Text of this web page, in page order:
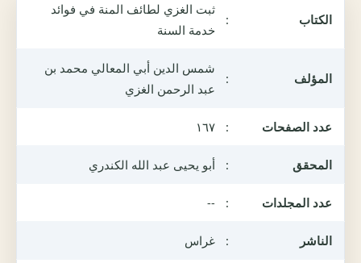
الكتاب :
ثبت الغزي لطائف المنة في فوائد
خدمة السنة
المؤلف :
شمس الدين أبي المعالي محمد بن
عبد الرحمن الغزي
عدد الصفحات : ١٦٧
المحقق : أبو يحيى عبد الله الكندري
عدد المجلدات :
--
الناشر : غراس